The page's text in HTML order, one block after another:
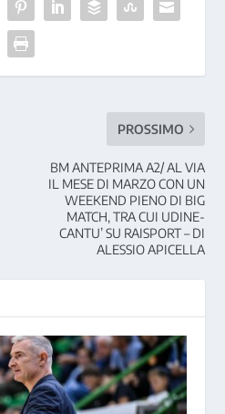
PROSSIMO
BM ANTEPRIMA A2/ AL VIA
IL MESE DI MARZO CON UN
WEEKEND PIENO DI BIG
MATCH, TRA CUI UDINE-
CANTU’ SU RAISPORT – DI
ALESSIO APICELLA